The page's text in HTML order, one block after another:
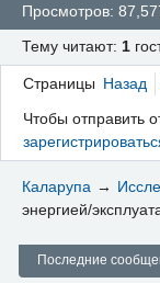
Просмотров:
Тему читают: 1
Страницы Назад
Чтобы отправить
Каларупа →
энергией/
Последние